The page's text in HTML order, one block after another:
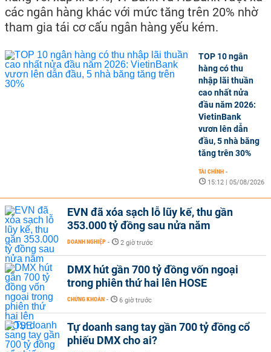
các ngân hàng khác với mức tăng trên 20% nhờ
tham gia tái cơ cấu ngân hàng yếu kém.
TOP 10 ngân
hàng có thu
nhập lãi thuần
cao nhất nửa
đầu năm 2026:
VietinBank
vươn lên dẫn
đầu, 5 nhà băng
tăng trên 30%
TÀI CHÍNH -
15:12 | 05/08/2026
EVN đã xóa sạch lỗ lũy kế, thu gần
353.000 tỷ đồng sau nửa năm
DOANH NGHIỆP - 2 giờ trước
DMX hút gần 700 tỷ đồng vốn ngoại
trong phiên thứ hai lên HOSE
CHỨNG KHOÁN - 6 giờ trước
Tự doanh sang tay gần 700 tỷ đồng cổ
phiếu DMX cho ai?